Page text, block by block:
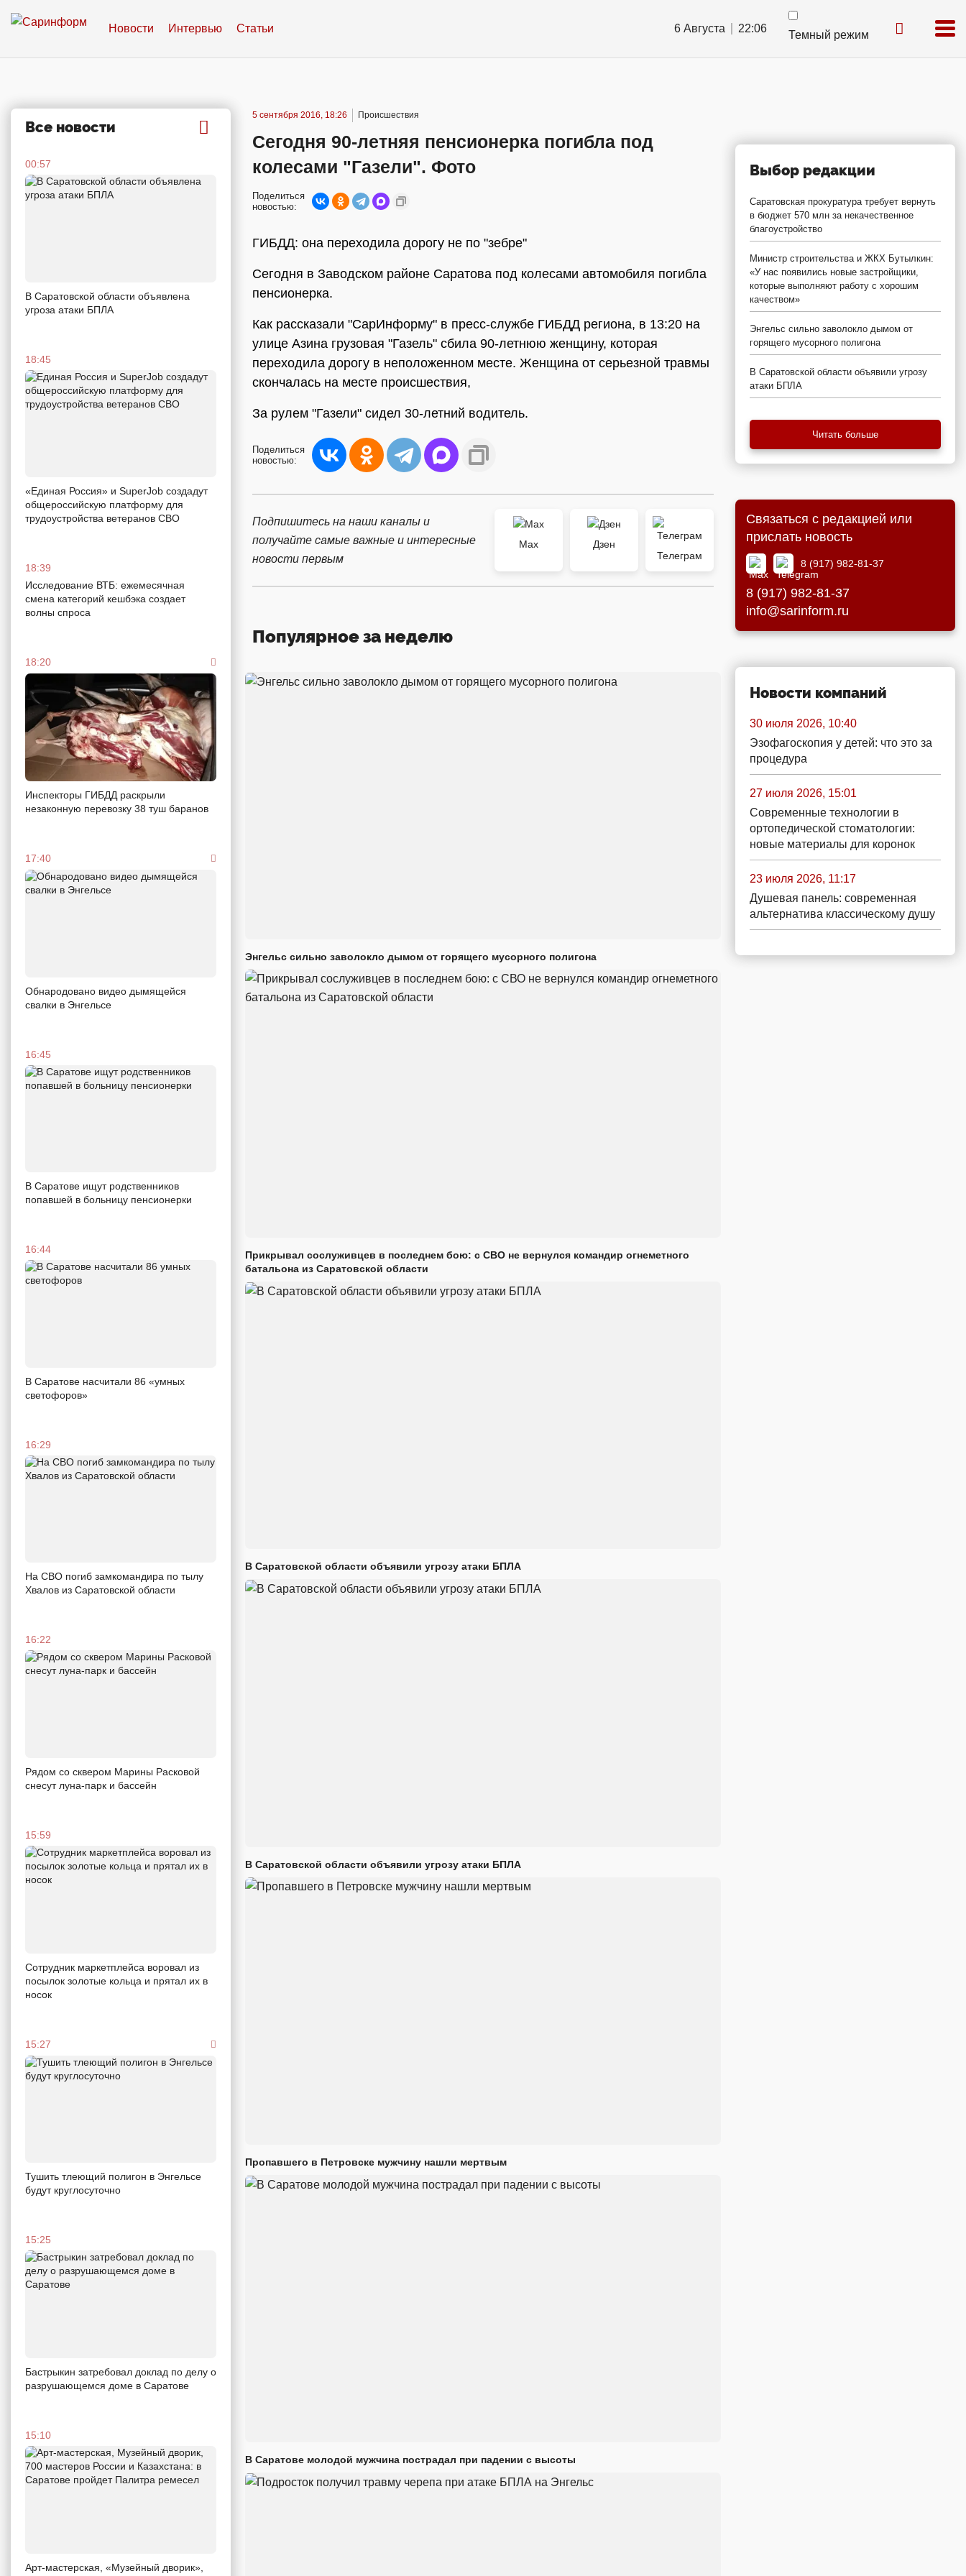
Новости Интервью Статьи 6 Августа 22:06
Темный режим
Все новости
00:57
В Саратовской области объявлена
угроза атаки БПЛА
18:45
«Единая Россия» и SuperJob создадут
общероссийскую платформу для
трудоустройства ветеранов СВО
18:39
Исследование ВТБ: ежемесячная
смена категорий кешбэка создает
волны спроса
18:20
Инспекторы ГИБДД раскрыли
незаконную перевозку 38 туш баранов
17:40
Обнародовано видео дымящейся
свалки в Энгельсе
16:45
В Саратове ищут родственников
попавшей в больницу пенсионерки
16:44
В Саратове насчитали 86 «умных
светофоров»
16:29
На СВО погиб замкомандира по тылу
Хвалов из Саратовской области
16:22
Рядом со сквером Марины Расковой
снесут луна-парк и бассейн
15:59
Сотрудник маркетплейса воровал из
посылок золотые кольца и прятал их в
носок
15:27
Тушить тлеющий полигон в Энгельсе
будут круглосуточно
15:25
Бастрыкин затребовал доклад по делу о
разрушающемся доме в Саратове
15:10
Арт-мастерская, «Музейный дворик»,
5 сентября 2016, 18:26 Происшествия
Сегодня 90-летняя пенсионерка погибла под
колесами "Газели". Фото
Поделиться
новостью:
ГИБДД: она переходила дорогу не по "зебре"
Сегодня в Заводском районе Саратова под колесами автомобиля погибла
пенсионерка.
Как рассказали "СарИнформу" в пресс-службе ГИБДД региона, в 13:20 на
улице Азина грузовая "Газель" сбила 90-летнюю женщину, которая
переходила дорогу в неположенном месте. Женщина от серьезной травмы
скончалась на месте происшествия,
За рулем "Газели" сидел 30-летний водитель.
Поделиться
новостью:
Подпишитесь на наши каналы и
получайте самые важные и интересные
новости первым
Max
Дзен
Телеграм
Популярное за неделю
Энгельс сильно заволокло дымом от горящего мусорного полигона
Прикрывал сослуживцев в последнем бою: с СВО не вернулся командир огнеметного
батальона из Саратовской области
В Саратовской области объявили угрозу атаки БПЛА
В Саратовской области объявили угрозу атаки БПЛА
Пропавшего в Петровске мужчину нашли мертвым
В Саратове молодой мужчина пострадал при падении с высоты
Выбор редакции
Саратовская прокуратура требует вернуть
в бюджет 570 млн за некачественное
благоустройство
Министр строительства и ЖКХ Бутылкин:
«У нас появились новые застройщики,
которые выполняют работу с хорошим
качеством»
Энгельс сильно заволокло дымом от
горящего мусорного полигона
В Саратовской области объявили угрозу
атаки БПЛА
Читать больше
Связаться с редакцией или
прислать новость
8 (917) 982-81-37
8 (917) 982-81-37
info@sarinform.ru
Новости компаний
30 июля 2026, 10:40
Эзофагоскопия у детей: что это за
процедура
27 июля 2026, 15:01
Современные технологии в
ортопедической стоматологии:
новые материалы для коронок
23 июля 2026, 11:17
Душевая панель: современная
альтернатива классическому душу